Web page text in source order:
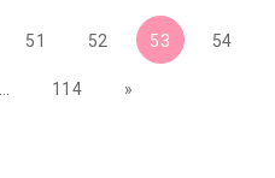
51 52 53 54
114 »